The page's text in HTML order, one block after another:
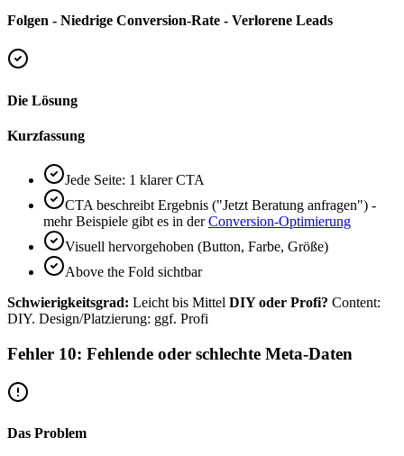
Folgen - Niedrige Conversion-Rate - Verlorene Leads
Die Lösung
Kurzfassung
Jede Seite: 1 klarer CTA
CTA beschreibt Ergebnis ("Jetzt Beratung anfragen") -
mehr Beispiele gibt es in derConversion-Optimierung
Visuell hervorgehoben (Button, Farbe, Größe)
Above the Fold sichtbar
Schwierigkeitsgrad: Leicht bis Mittel DIY oder Profi? Content:
DIY. Design/Platzierung: ggf. Profi
Fehler 10: Fehlende oder schlechte Meta-Daten
Das Problem